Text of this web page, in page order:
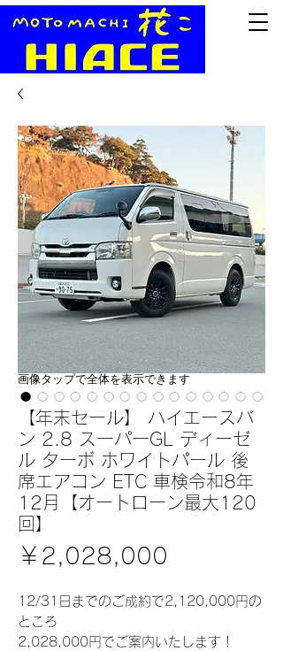
【年末セール】 ハイエースバ
ン 2.8 スーパーGL ディーゼ
ル ターボ ホワイトパール 後
席エアコン ETC 車検令和8年
12月【オートローン最大120
回】
￥2,028,000
12/31日までのご成約で2,120,000円の
ところ
2,028,000円でご案内いたします！
​画像タップで全体を表示できます